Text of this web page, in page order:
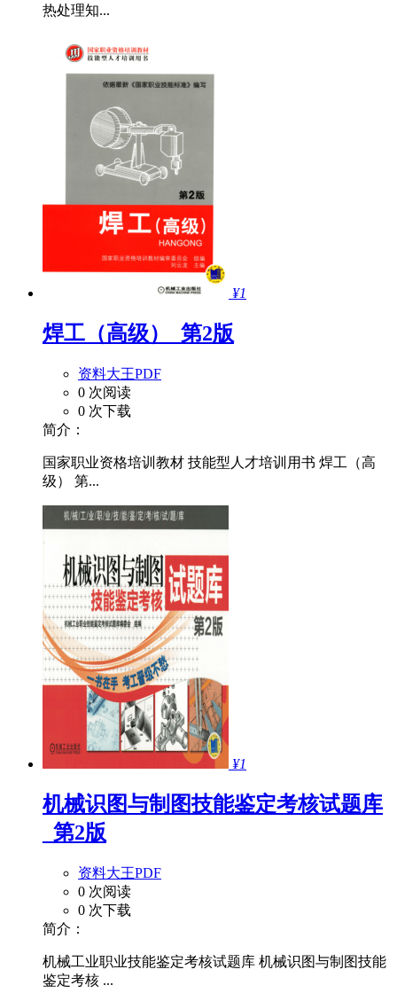
热处理知...
¥1
焊工（高级）_第2版
资料大王PDF
0 次阅读
0 次下载
简介：
国家职业资格培训教材 技能型人才培训用书 焊工（高
级） 第...
¥1
机械识图与制图技能鉴定考核试题库
_第2版
资料大王PDF
0 次阅读
0 次下载
简介：
机械工业职业技能鉴定考核试题库 机械识图与制图技能
鉴定考核 ...